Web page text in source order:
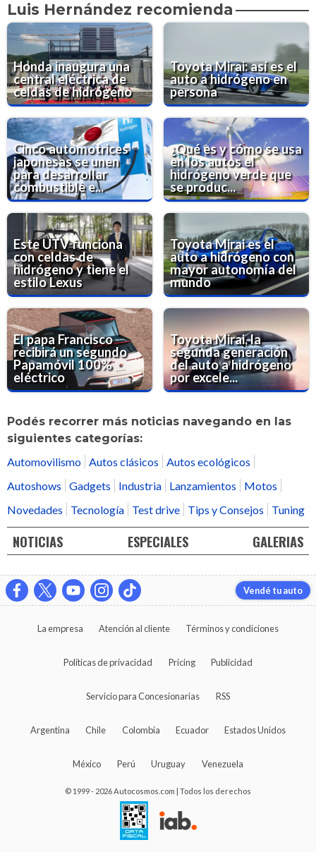
Luis Hernández recomienda
Honda inaugura una
central eléctrica de
celdas de hidrógeno
Toyota Mirai: así es el
auto a hidrógeno en
persona
Cinco automotrices
japonesas se unen
para desarrollar
combustible e...
¿Qué es y cómo se usa
en los autos el
hidrógeno verde que
se produc...
Este UTV funciona
con celdas de
hidrógeno y tiene el
estilo Lexus
Toyota Mirai es el
auto a hidrógeno con
mayor autonomía del
mundo
El papa Francisco
recibirá un segundo
Papamóvil 100%
eléctrico
Toyota Mirai, la
segunda generación
del auto a hidrógeno
por excele...
Podés recorrer más noticias navegando en las
siguientes categorías:
Automovilismo Autos clásicos
Autos ecológicos
Autoshows
Gadgets Industria Lanzamientos
Motos
Novedades
Tecnología Test drive Tips y Consejos Tuning
NOTICIAS ESPECIALES GALERIAS
Vendé tu auto
La empresa Atención al cliente Términos y condiciones
Políticas de privacidad Pricing Publicidad
Servicio para Concesionarias RSS
Argentina Chile Colombia Ecuador Estados Unidos
México Perú Uruguay Venezuela
© 1999 - 2026 Autocosmos.com | Todos los derechos